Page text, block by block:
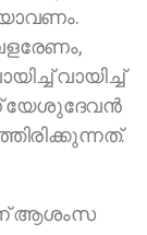
വായിച്ച്
യേശുദേവൻ
ആശംസ